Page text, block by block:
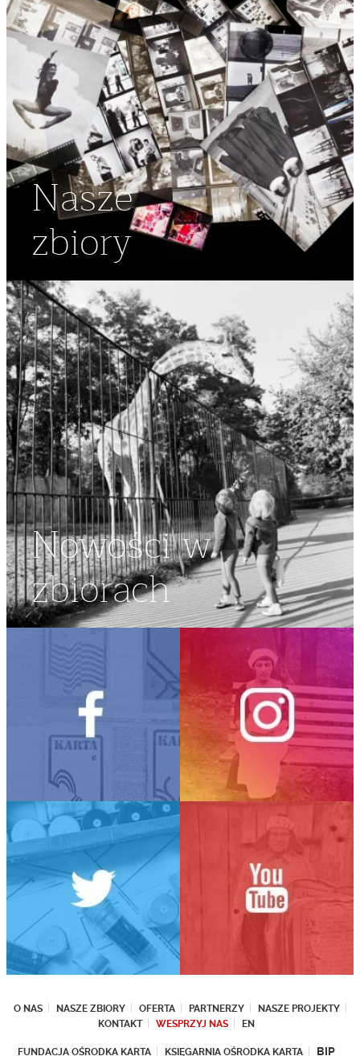
Nasze
zbiory
Nowości w
zbiorach
O NAS NASZE ZBIORY OFERTA PARTNERZY
NASZE PROJEKTY
KONTAKT
WESPRZYJ NAS EN
FUNDACJA OŚRODKA KARTA KSIĘGARNIA OŚRODKA KARTA BIP